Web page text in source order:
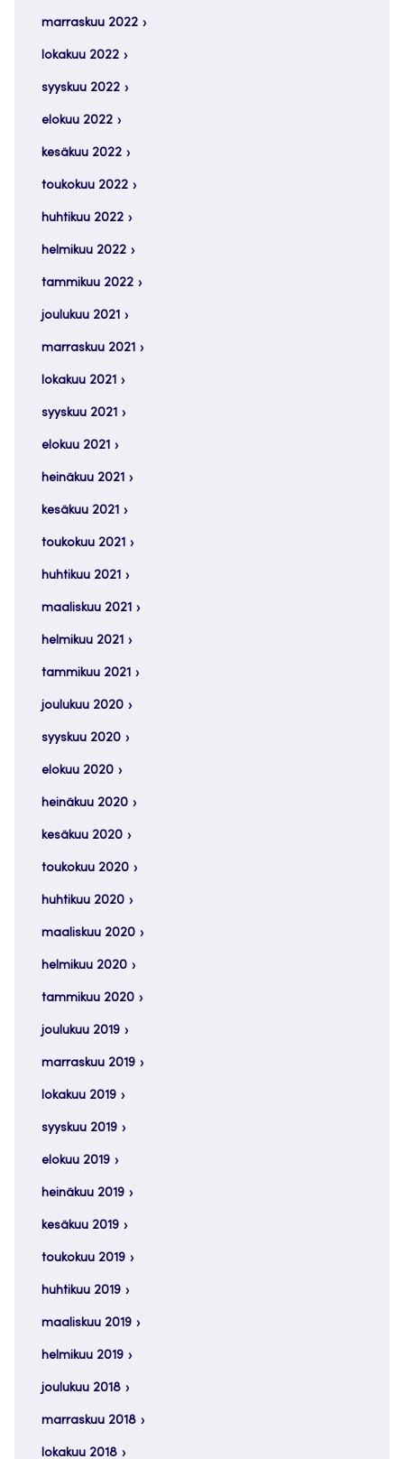
marraskuu 2022
lokakuu 2022
syyskuu 2022
elokuu 2022
kesäkuu 2022
toukokuu 2022
huhtikuu 2022
helmikuu 2022
tammikuu 2022
joulukuu 2021
marraskuu 2021
lokakuu 2021
syyskuu 2021
elokuu 2021
heinäkuu 2021
kesäkuu 2021
toukokuu 2021
huhtikuu 2021
maaliskuu 2021
helmikuu 2021
tammikuu 2021
joulukuu 2020
syyskuu 2020
elokuu 2020
heinäkuu 2020
kesäkuu 2020
toukokuu 2020
huhtikuu 2020
maaliskuu 2020
helmikuu 2020
tammikuu 2020
joulukuu 2019
marraskuu 2019
lokakuu 2019
syyskuu 2019
elokuu 2019
heinäkuu 2019
kesäkuu 2019
toukokuu 2019
huhtikuu 2019
maaliskuu 2019
helmikuu 2019
joulukuu 2018
marraskuu 2018
lokakuu 2018